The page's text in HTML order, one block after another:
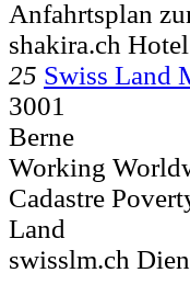
Anfahrtsplan
shakira.ch
25 Swiss Land
3001
Berne
Working
Cadastre
Land
swisslm.ch